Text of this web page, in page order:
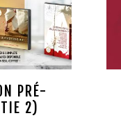
PRÉ-
2)